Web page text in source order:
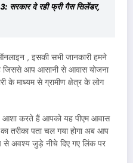
दे रही फ्री गैस सिलेंडर,
, इसकी सभी जानकारी हमने
जिससे आप आसानी से आवास योजना
माध्यम से ग्रामीण क्षेत्र के लोग
आशा करते हैं आपको यह पीएम आवास
तरीका पता चल गया होगा अब आप
से अवश्य जुड़े नीचे दिए गए लिंक पर